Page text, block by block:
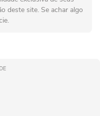
deste site. Se achar algo